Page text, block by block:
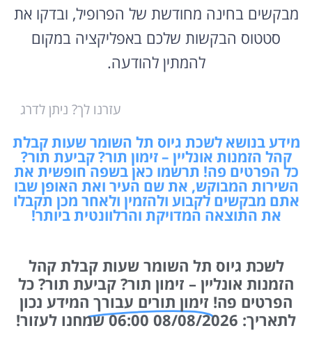
מבקשים בחינה מחודשת של הפרופיל, ובדקו את
סטטוס הבקשות שלכם באפליקציה במקום
להמתין להודעה.
עזרנו לך? ניתן לדרג
מידע בנושא לשכת גיוס תל השומר שעות קבלת
קהל הזמנות אונליין – זימון תור? קביעת תור?
כל הפרטים פה! תרשמו כאן בשפה חופשית את
השירות המבוקש, את שם העיר ואת האופן שבו
אתם מבקשים לקבוע ולהזמין ולאחר מכן תקבלו
את התוצאה המדויקת והרלוונטית ביותר!
לשכת גיוס תל השומר שעות קבלת קהל
הזמנות אונליין – זימון תור? קביעת תור? כל
הפרטים פה! זימון תורים עבורך המידע נכון
לתאריך: 08/08/2026 06:00 שמחנו לעזור!